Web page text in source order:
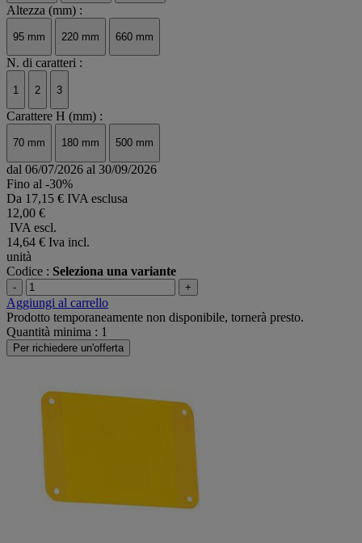
Altezza (mm) :
95 mm 220 mm 660 mm
N. di caratteri :
1 2 3
Carattere H (mm) :
70 mm 180 mm 500 mm
dal 06/07/2026 al 30/09/2026
Fino al -30%
Da 17,15 € IVA esclusa
12,00 €
IVA escl.
14,64 € Iva incl.
unità
Codice : Seleziona una variante
- +
Aggiungi al carrello
Prodotto temporaneamente non disponibile, tornerà presto.
Quantità minima : 1
Per richiedere un'offerta